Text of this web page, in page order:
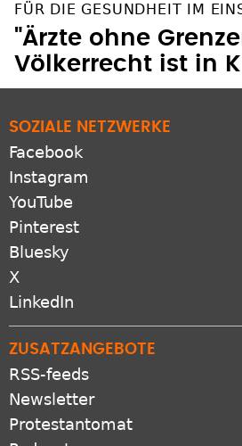
FÜR DIE GESUNDHEIT IM
"Ärzte ohne
Völkerrecht ist in
SOZIALE NETZWERKE
Facebook
Instagram
YouTube
Pinterest
Bluesky
X
LinkedIn
ZUSATZANGEBOTE
RSS-feeds
Newsletter
Protestantomat